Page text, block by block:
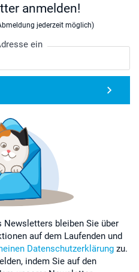
anmelden!
jederzeit möglich)
ein
Newsletters bleiben Sie über
auf dem Laufenden und
Datenschutzerklärung zu.
indem Sie auf den